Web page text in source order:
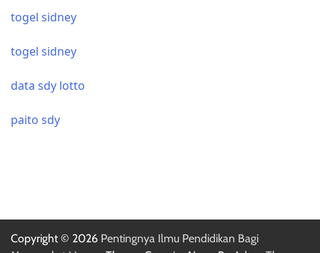
togel sidney
togel sidney
data sdy lotto
paito sdy
Copyright © 2026 Pentingnya Ilmu Pendidikan Bagi